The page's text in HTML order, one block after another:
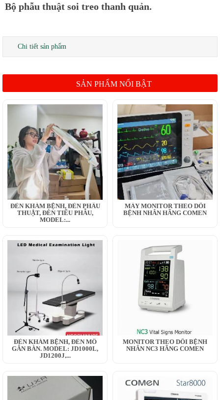
Bộ phẫu thuật soi treo thanh quản.
Chi tiết sản phẩm
SẢN PHẨM NỔI BẬT
ĐÈN KHÁM BỆNH, ĐÈN PHẪU
THUẬT, ĐÈN TIỂU PHẪU,
MODEL:...
MÁY MONITOR THEO DÕI
BỆNH NHÂN HÃNG COMEN
ĐÈN KHÁM BỆNH, ĐÈN MỔ
GẮN BÀN. MODEL: JD1000L,
JD1200J,...
MONITOR THEO DÕI BỆNH
NHÂN NC3 HÃNG COMEN